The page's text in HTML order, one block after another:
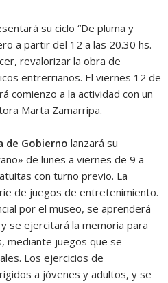
su ciclo “De pluma y
a partir del 12 a las 20.30 hs.
revalorizar la obra de
entrerrianos. El viernes 12 de
comienzo a la actividad con un
Marta Zamarripa.
de Gobierno lanzará su
de lunes a viernes de 9 a
con turno previo. La
de juegos de entretenimiento.
por el museo, se aprenderá
se ejercitará la memoria para
mediante juegos que se
Los ejercicios de
a jóvenes y adultos, y se